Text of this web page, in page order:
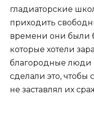
гладиаторские
приходить
времени они были
которые хотели
благородные люди
сделали это, чтобы
не заставлял их